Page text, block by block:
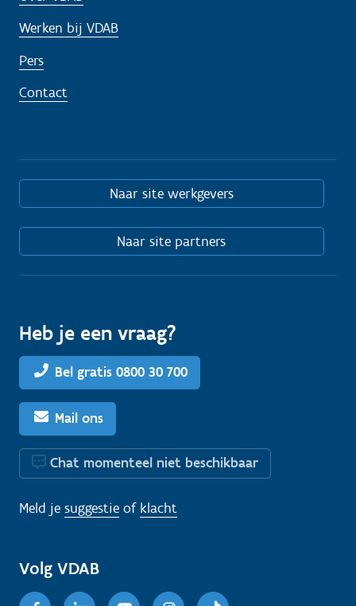
Werken bij VDAB
Pers
Contact
Naar site werkgevers
Naar site partners
Heb je een vraag?
Bel gratis 0800 30 700
Mail ons
Chat momenteel niet beschikbaar
Meld je suggestie of klacht
Volg VDAB